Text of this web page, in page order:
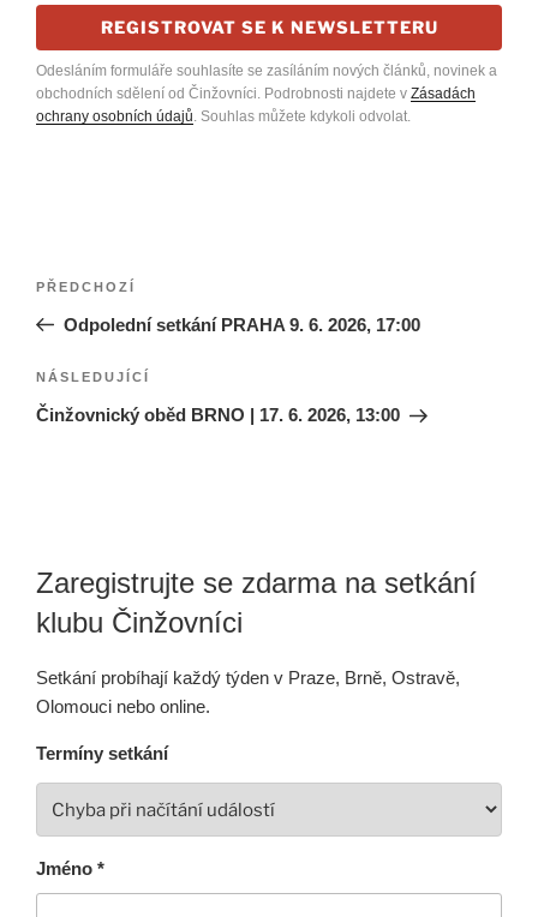
REGISTROVAT SE K NEWSLETTERU
Odesláním formuláře souhlasíte se zasíláním nových článků, novinek a
obchodních sdělení od Činžovníci. Podrobnosti najdete v Zásadách
ochrany osobních údajů . Souhlas můžete kdykoli odvolat.
Navigace
příspěvek
Předchozí
příspěvek
PŘEDCHOZÍ
Odpolední setkání PRAHA 9. 6. 2026, 17:00
Následující
příspěvek
NÁSLEDUJÍCÍ
Činžovnický oběd BRNO | 17. 6. 2026, 13:00
Zaregistrujte se zdarma na setkání
klubu Činžovníci
Setkání probíhají každý týden v Praze, Brně, Ostravě,
Olomouci nebo online.
Termíny setkání
Jméno *